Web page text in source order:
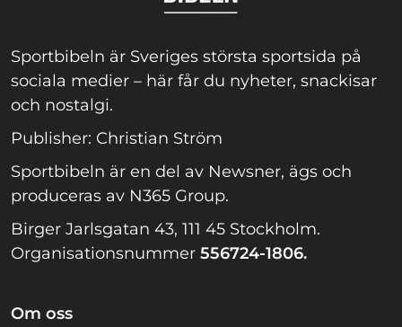
Sportbibeln är Sveriges största sportsida på
sociala medier – här får du nyheter, snackisar
och nostalgi.
Publisher: Christian Ström
Sportbibeln är en del av Newsner, ägs och
produceras av N365 Group.
Birger Jarlsgatan 43, 111 45 Stockholm.
Organisationsnummer 556724-1806.
Om oss